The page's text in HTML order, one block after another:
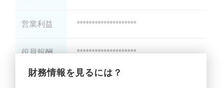
財務情報を見るには？
営業利益 ********************
役員報酬 ********************